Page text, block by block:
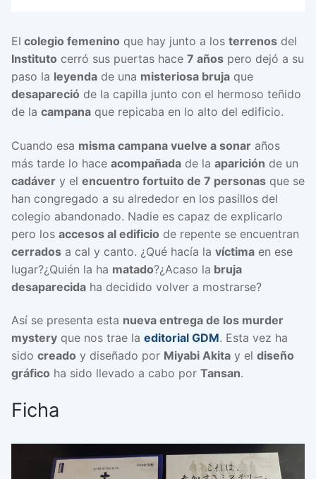
El colegio femenino que hay junto a los terrenos del
Instituto cerró sus puertas hace 7 años pero dejó a su
paso la leyenda de una misteriosa bruja que
desapareció de la capilla junto con el hermoso teñido
de la campana que repicaba en lo alto del edificio.
Cuando esa misma campana vuelve a sonar años
más tarde lo hace acompañada de la aparición de un
cadáver y el encuentro fortuito de 7 personas que se
han congregado a su alrededor en los pasillos del
colegio abandonado. Nadie es capaz de explicarlo
pero los accesos al edificio de repente se encuentran
cerrados a cal y canto. ¿Qué hacía la víctima en ese
lugar?¿Quién la ha matado?¿Acaso la bruja
desaparecida ha decidido volver a mostrarse?
Así se presenta esta nueva entrega de los murder
mystery que nos trae la editorial GDM. Esta vez ha
sido creado y diseñado por Miyabi Akita y el diseño
gráfico ha sido llevado a cabo por Tansan.
Ficha